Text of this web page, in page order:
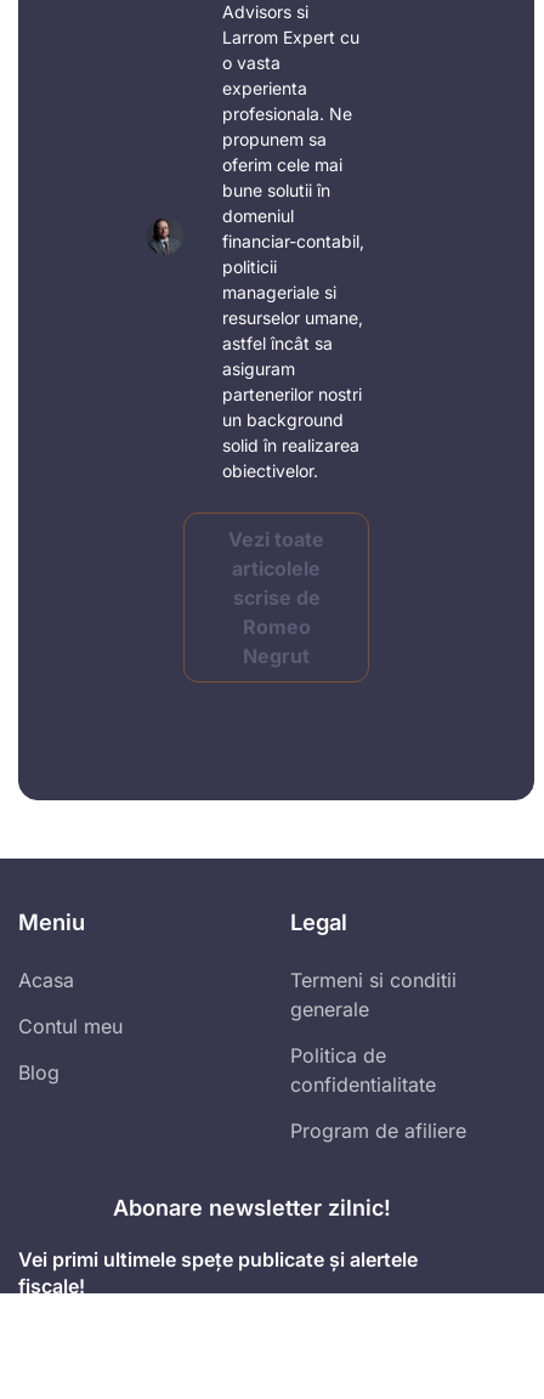
Advisors si
Larrom Expert cu
o vasta
experienta
profesionala. Ne
propunem sa
oferim cele mai
bune solutii în
domeniul
financiar-contabil,
politicii
manageriale si
resurselor umane,
astfel încât sa
asiguram
partenerilor nostri
un background
solid în realizarea
obiectivelor.
Vezi toate
articolele
scrise de
Romeo
Negrut
Meniu
Acasa
Contul meu
Blog
Legal
Termeni si conditii
generale
Politica de
confidentialitate
Program de afiliere
Abonare newsletter zilnic!
Vei primi ultimele spețe publicate și alertele
fiscale!